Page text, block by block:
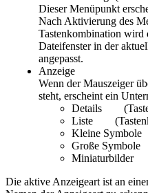
Dieser Menüpunkt
Nach Aktivierung des
Tastenkombination wird
Dateifenster in der
angepasst.
Anzeige
Wenn der Mauszeiger
steht, erscheint ein
Details
Liste
Kleine Symbole
Große Symbole
Miniaturbilder
Die aktive Anzeigeart ist an